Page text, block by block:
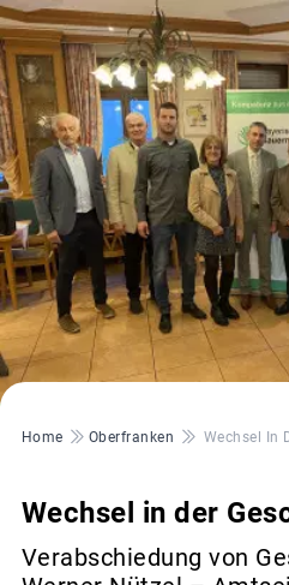
Pfadnavigation
Home Oberfranken Wechsel In
Wechsel in der
Verabschiedung von